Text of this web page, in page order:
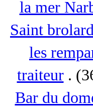
la mer
Saint
les
traiteur.
Bar du